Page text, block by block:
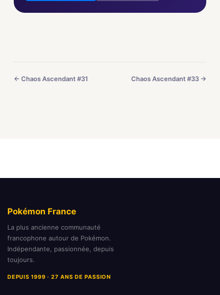
← Chaos Ascendant #31 Chaos Ascendant #33 →
Pokémon France
La plus ancienne communauté
francophone autour de Pokémon.
Indépendante, passionnée, depuis
toujours.
DEPUIS 1999 · 27 ANS DE PASSION